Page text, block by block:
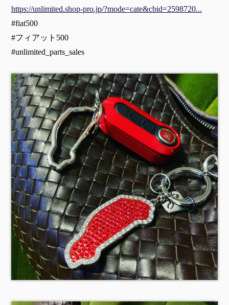
https://unlimited.shop-pro.jp/?mode=cate&cbid=2598720...
#fiat500
#フィアット500
#unlimited_parts_sales